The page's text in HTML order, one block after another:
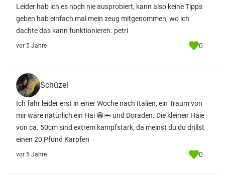
Leider hab ich es noch nie ausprobiert, kann also keine Tipps
geben hab einfach mal mein zeug mitgenommen, wo ich
dachte das kann funktionieren. petri
vor 5 Jahre 0
Schüzei
Ich fahr leider erst in einer Woche nach Italien, ein Traum von
mir wäre natürlich ein Hai 😁🦈 und Doraden. Die kleinen Haie
von ca. 50cm sind extrem kampfstark, da meinst du du drillst
einen 20 Pfund Karpfen
vor 5 Jahre 0